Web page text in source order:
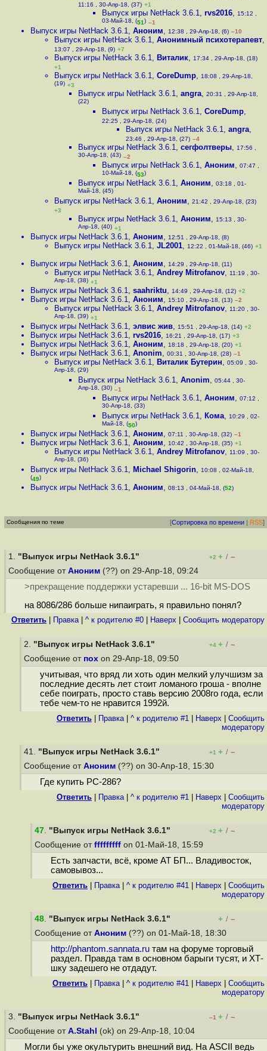
11:16 , 30-Апр-18, (37) +1
Выпуск игры NetHack 3.6.1, rvs2016, 15:12 ,
03-Май-18, (51) –1
Выпуск игры NetHack 3.6.1, Аноним, 12:38 , 29-Апр-18, (6) –10
Выпуск игры NetHack 3.6.1, Анонимный психотерапевт,
13:07 , 29-Апр-18, (9) +7
Выпуск игры NetHack 3.6.1, Виталик, 17:34 , 29-Апр-18, (18)
+1
Выпуск игры NetHack 3.6.1, CoreDump, 18:08 , 29-Апр-18,
(19) +3
Выпуск игры NetHack 3.6.1, angra, 20:31 , 29-Апр-18,
(22)
Выпуск игры NetHack 3.6.1, CoreDump,
22:25 , 29-Апр-18, (24)
Выпуск игры NetHack 3.6.1, angra,
23:46 , 29-Апр-18, (27) –4
Выпуск игры NetHack 3.6.1, сегфолтверы, 17:56 ,
30-Апр-18, (43) –2
Выпуск игры NetHack 3.6.1, Аноним, 07:47 ,
10-Май-18, (53)
Выпуск игры NetHack 3.6.1, Аноним, 03:18 , 01-
Май-18, (45)
Выпуск игры NetHack 3.6.1, Аноним, 21:42 , 29-Апр-18, (23)
+3
Выпуск игры NetHack 3.6.1, Аноним, 15:13 , 30-
Апр-18, (40) +1
Выпуск игры NetHack 3.6.1, Аноним, 12:51 , 29-Апр-18, (8)
Выпуск игры NetHack 3.6.1, JL2001, 12:22 , 01-Май-18, (46) +1
Выпуск игры NetHack 3.6.1, Аноним, 14:29 , 29-Апр-18, (11)
Выпуск игры NetHack 3.6.1, Andrey Mitrofanov, 11:19 , 30-
Апр-18, (38) +1
Выпуск игры NetHack 3.6.1, saahriktu, 14:49 , 29-Апр-18, (12) +2
Выпуск игры NetHack 3.6.1, Аноним, 15:10 , 29-Апр-18, (13) –2
Выпуск игры NetHack 3.6.1, Andrey Mitrofanov, 11:20 , 30-
Апр-18, (39) +1
Выпуск игры NetHack 3.6.1, элвис жив, 15:51 , 29-Апр-18, (14) +2
Выпуск игры NetHack 3.6.1, rvs2016, 16:21 , 29-Апр-18, (17) +3
Выпуск игры NetHack 3.6.1, Аноним, 18:18 , 29-Апр-18, (20) +1
Выпуск игры NetHack 3.6.1, Anonim, 00:31 , 30-Апр-18, (28) –1
Выпуск игры NetHack 3.6.1, Виталик Бутерин, 05:09 , 30-
Апр-18, (29)
Выпуск игры NetHack 3.6.1, Anonim, 05:44 , 30-
Апр-18, (30) –1
Выпуск игры NetHack 3.6.1, Аноним, 07:12 ,
30-Апр-18, (33)
Выпуск игры NetHack 3.6.1, Кома, 10:29 , 02-
Май-18, (50)
Выпуск игры NetHack 3.6.1, Аноним, 07:11 , 30-Апр-18, (32) –1
Выпуск игры NetHack 3.6.1, Аноним, 10:42 , 30-Апр-18, (35) +1
Выпуск игры NetHack 3.6.1, Andrey Mitrofanov, 11:09 , 30-
Апр-18, (36)
Выпуск игры NetHack 3.6.1, Michael Shigorin, 10:08 , 02-Май-18,
(49)
Выпуск игры NetHack 3.6.1, Аноним, 08:13 , 04-Май-18, (52)
Сообщения по теме [Сортировка по времени | RSS]
1. "Выпуск игры NetHack 3.6.1" +2 + / –
Сообщение от Аноним (??) on 29-Апр-18, 09:24
>прекращение поддержки устаревши ... 16-bit MS-DOS
на 8086/286 больше нипаиграть, я правильно понял?
Ответить Правка| ^ к родителю #0 Наверх Cообщить модератору
2. "Выпуск игры NetHack 3.6.1" +4 + / –
Сообщение от пох on 29-Апр-18, 09:50
учитывая, что вряд ли хоть один мелкий улучшизм за
последние десять лет стоит ломаного гроша - вполне
себе поиграть, просто ставь версию 2008го года, если
тебе чем-то не нравится 1992й.
Ответить Правка| ^ к родителю #1 Наверх
Cообщить
модератору
41. "Выпуск игры NetHack 3.6.1" +1 + / –
Сообщение от Аноним (??) on 30-Апр-18, 15:30
Где купить PC-286?
Ответить Правка| ^ к родителю #1 Наверх
Cообщить
модератору
47. "Выпуск игры NetHack 3.6.1" +2 + / –
Сообщение от fffffffff on 01-Май-18, 15:59
Есть запчасти, всё, кроме АТ БП... Владивосток,
самовывоз...
Ответить Правка| ^ к родителю #41 Наверх
Cообщить
модератору
48. "Выпуск игры NetHack 3.6.1" + / –
Сообщение от Аноним (??) on 01-Май-18, 18:30
http://phantom.sannata.ruтам на форуме торговый
раздел. Правда там в основном барыги тусят, и ХТ-
шку задешего не отдадут.
Ответить Правка| ^ к родителю #41 Наверх
Cообщить
модератору
3. "Выпуск игры NetHack 3.6.1" –1 + / –
Сообщение от A.Stahl (ok) on 29-Апр-18, 10:04
Могли бы уже окультурить внешний вид. На ASCII ведь